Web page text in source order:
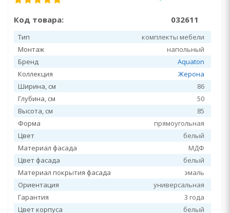
Код товара: 032611
Тип
комплекты мебели
Монтаж
напольный
Бренд
Aquaton
Коллекция
Жерона
Ширина, см
86
Глубина, см
50
Высота, см
85
Форма
прямоугольная
Цвет
белый
Материал фасада
МДФ
Цвет фасада
белый
Материал покрытия фасада
эмаль
Ориентация
универсальная
Гарантия
3 года
Цвет корпуса
белый